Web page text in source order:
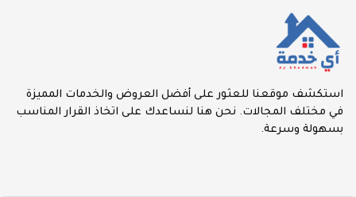
استكشف موقعنا للعثور على أفضل العروض والخدمات المميزة
في مختلف المجالات. نحن هنا لنساعدك على اتخاذ القرار المناسب
بسهولة وسرعة.